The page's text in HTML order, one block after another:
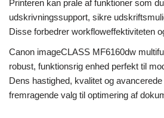
Printeren kan prale af funktioner som
udskrivningssupport, sikre
Disse forbedrer workfloweffektiviteten
Canon imageCLASS MF6160dw
robust, funktionsrig enhed perfekt til
Dens hastighed, kvalitet og
fremragende valg til optimering af